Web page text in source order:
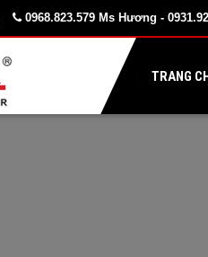
0968.823.579 Ms Hương -
TRANG